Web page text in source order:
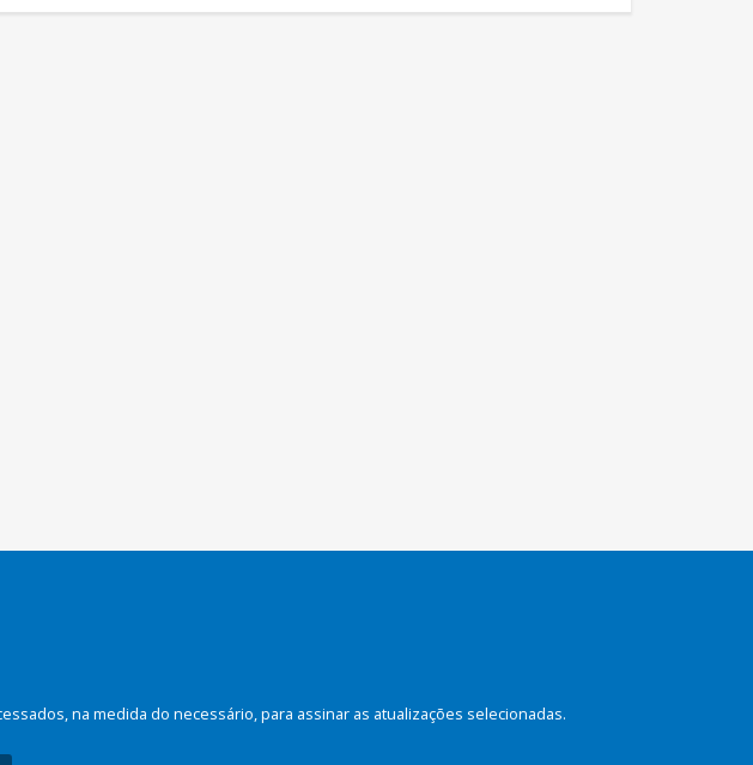
na medida do necessário, para assinar as atualizações selecionadas.